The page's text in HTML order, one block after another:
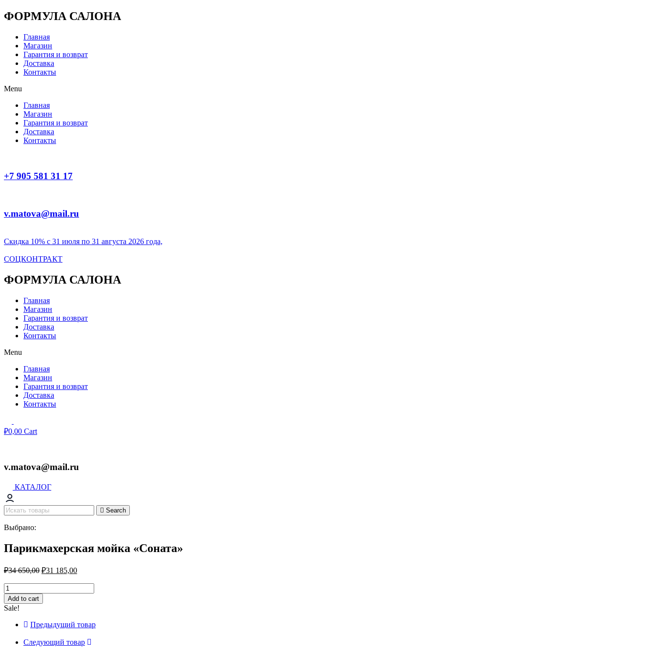
Перейти
к
ФОРМУЛА САЛОНА
Главная
Магазин
Гарантия и возврат
Доставка
Контакты
Menu
Главная
Магазин
Гарантия и возврат
Доставка
Контакты
+7 905 581 31 17
v.matova@mail.ru
Скидка 10% с 31 июля по 31 августа 2026 года,
СОЦКОНТРАКТ
ФОРМУЛА САЛОНА
Главная
Магазин
Гарантия и возврат
Доставка
Контакты
Menu
Главная
Магазин
Гарантия и возврат
Доставка
Контакты
₽0,00 Cart
v.matova@mail.ru
КАТАЛОГ
Search
Выбрано:
Парикмахерская мойка «Соната»
₽34 650,00 ₽31 185,00
Парикмахерская
мойка
«Соната»
quantity
Add to cart
Sale!
Предыдущий товар
Следующий товар